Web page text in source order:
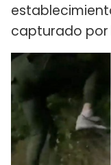
capturado por